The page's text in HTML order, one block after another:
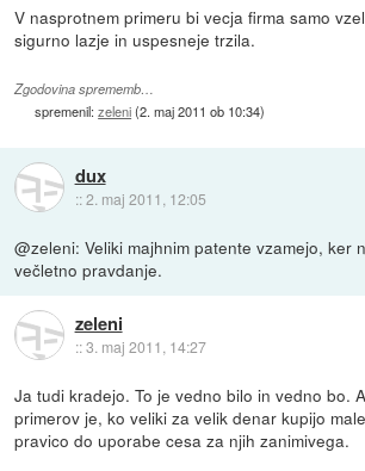
V nasprotnem primeru bi vecja firma samo
sigurno lazje in uspesneje trzila.
Zgodovina sprememb…
spremenil:zeleni(2. maj 2011 ob 10:34)
dux
::2. maj 2011, 12:05
@zeleni: Veliki majhnim patente vzamejo, ker
večletno pravdanje.
zeleni
::3. maj 2011, 14:27
Ja tudi kradejo. To je vedno bilo in vedno bo.
primerov je, ko veliki za velik denar kupijo
pravico do uporabe cesa za njih zanimivega.